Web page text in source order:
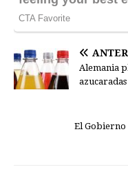
Alemania
azucaradas
El Gobierno